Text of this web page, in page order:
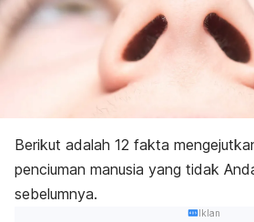
Berikut adalah 12 fakta
penciuman manusia yang tidak
sebelumnya.
Iklan